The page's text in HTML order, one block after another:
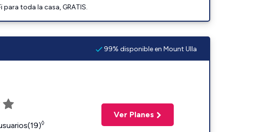
toda la casa, GRATIS.
99% disponible en Mount Ulla
◊
Ver Planes